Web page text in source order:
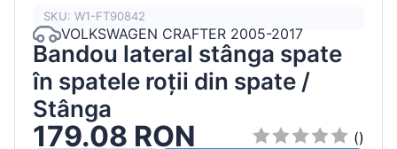
SKU: W1-FT90842
VOLKSWAGEN CRAFTER 2005-2017
Bandou lateral stânga spate
în spatele roții din spate /
Stânga
179.08 RON ()